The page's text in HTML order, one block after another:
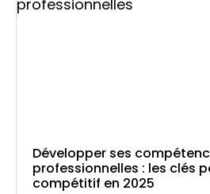
Développer ses
professionnelles : les clés
compétitif en 2025